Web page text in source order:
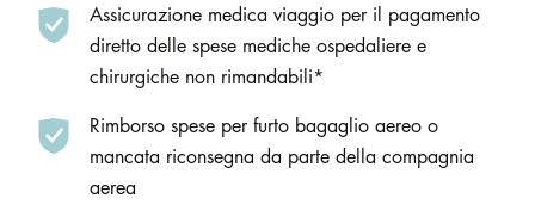
Assicurazione medica viaggio per il pagamento
diretto delle spese mediche ospedaliere e
chirurgiche non rimandabili*
Rimborso spese per furto bagaglio aereo o
mancata riconsegna da parte della compagnia
aerea